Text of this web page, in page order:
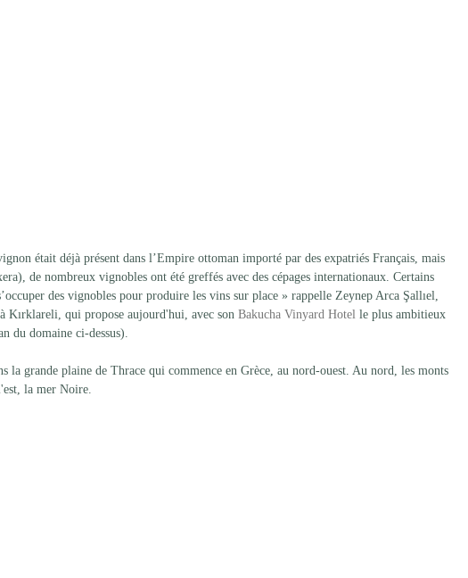
était déjà présent dans l’Empire ottoman importé par des expatriés Français, mais
de nombreux vignobles ont été greffés avec des cépages internationaux. Certains
des vignobles pour produire les vins sur place » rappelle Zeynep Arca Şallıel,
Kırklareli, qui propose aujourd'hui, avec son Bakucha Vinyard Hotel le plus ambitieux
du domaine ci-dessus).
la grande plaine de Thrace qui commence en Grèce, au nord-ouest. Au nord, les monts
la mer Noire.